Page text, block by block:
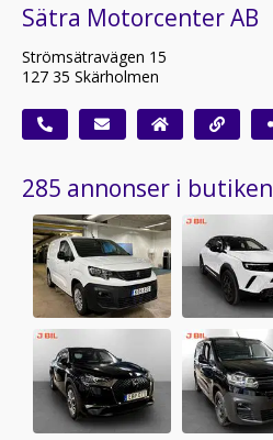
Sätra Motorcenter AB
Strömsätravägen 15
127 35 Skärholmen
285 annonser i butiken